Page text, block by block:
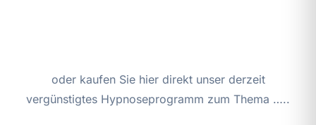
oder kaufen Sie hier direkt unser derzeit
vergünstigtes Hypnoseprogramm zum Thema …..